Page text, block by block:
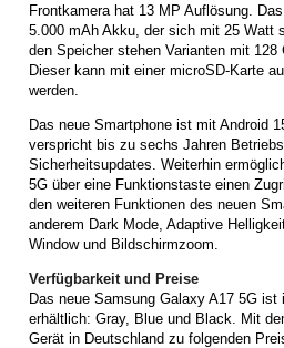
Frontkamera hat 13 MP Auflösung.
5.000 mAh Akku, der sich mit 25 Watt
den Speicher stehen Varianten mit 128
Dieser kann mit einer microSD-Karte
werden.
Das neue Smartphone ist mit Android
verspricht bis zu sechs Jahren
Sicherheitsupdates. Weiterhin
5G über eine Funktionstaste einen
den weiteren Funktionen des neuen
anderem Dark Mode, Adaptive
Window und Bildschirmzoom.
Verfügbarkeit und Preise
Das neue Samsung Galaxy A17 5G ist
erhältlich: Gray, Blue und Black. Mit
Gerät in Deutschland zu folgenden